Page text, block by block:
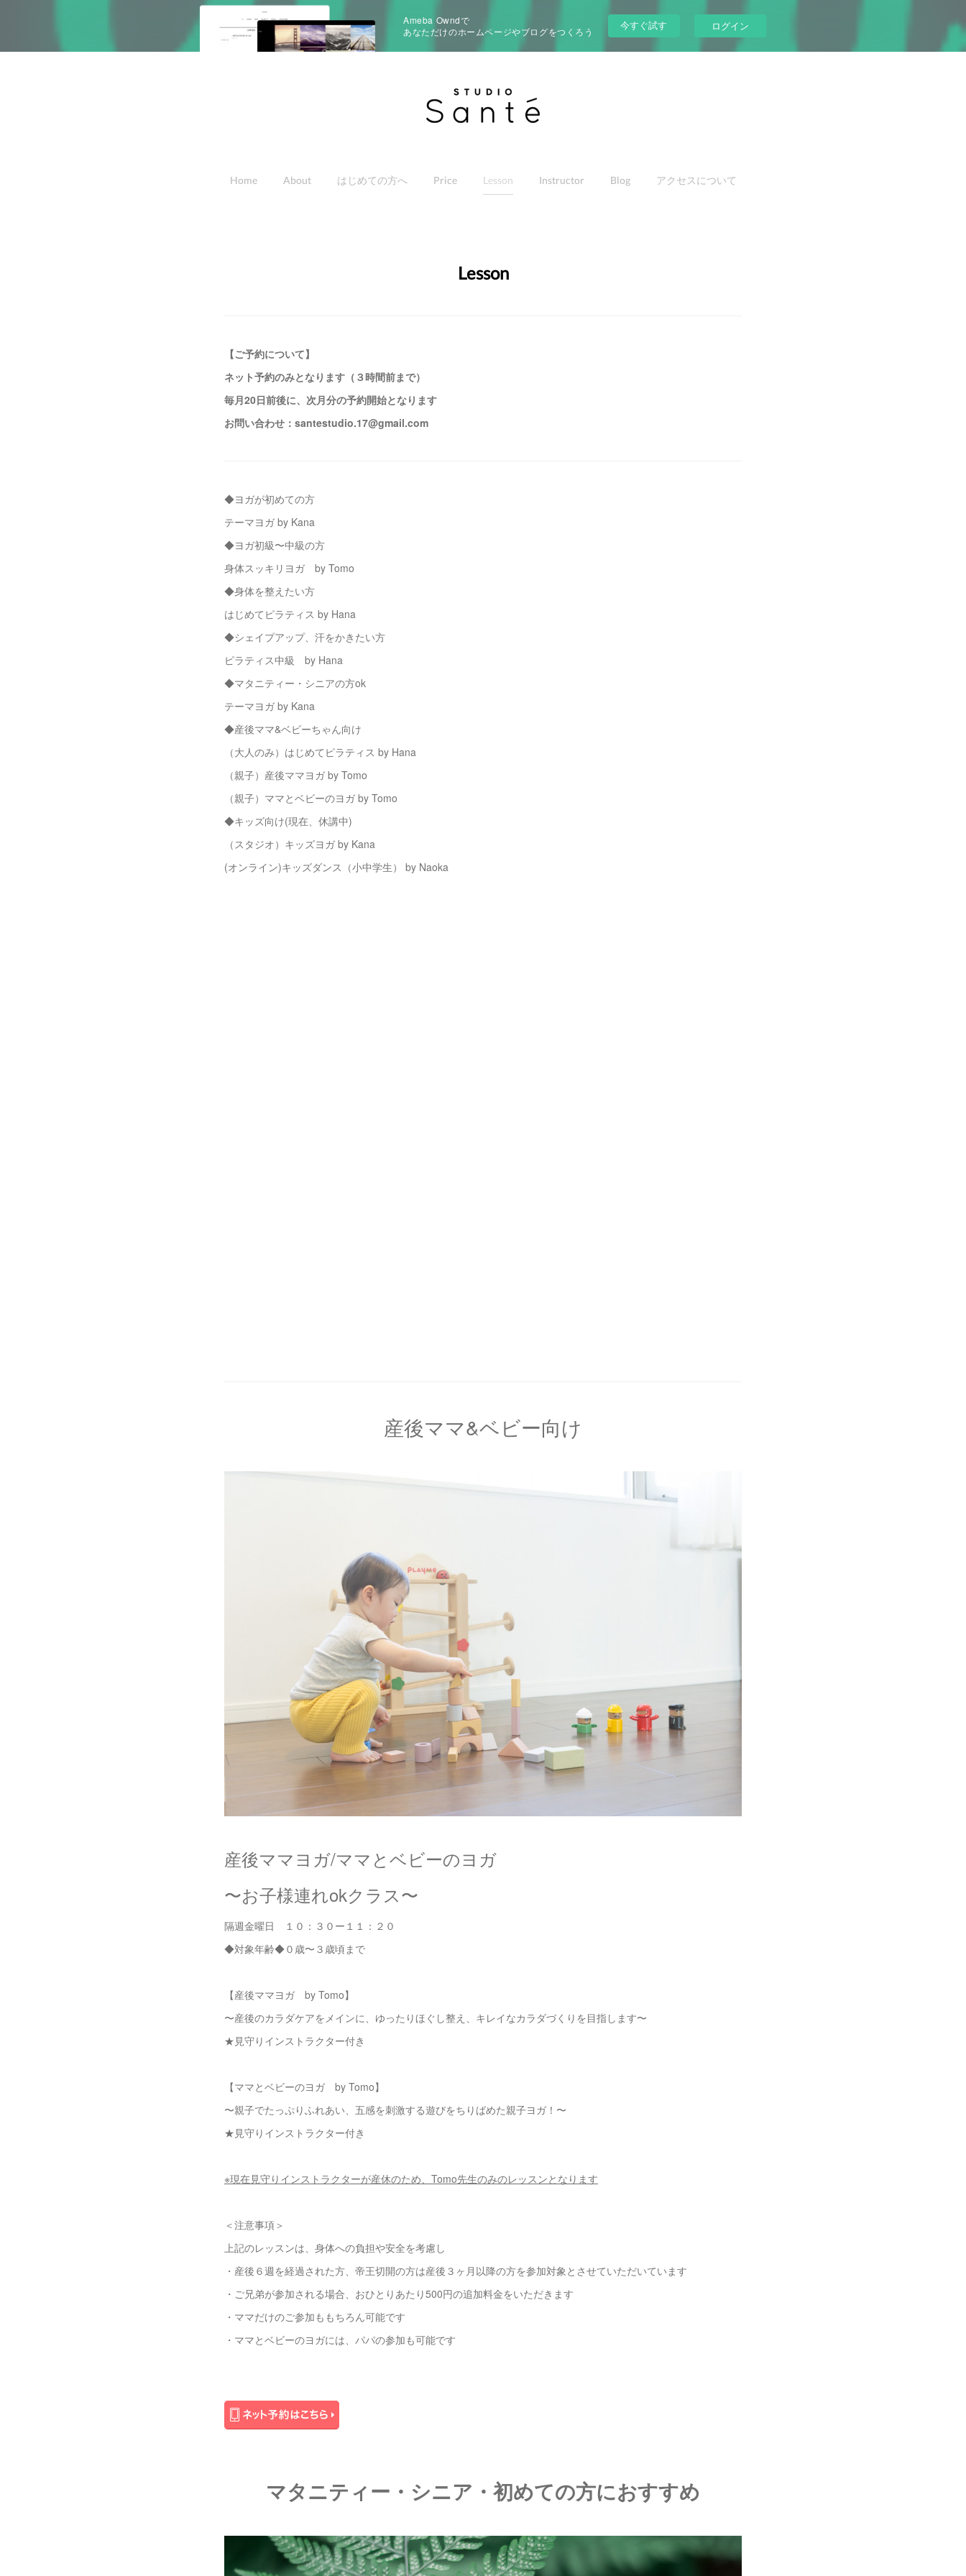
Ameba Owndで
あなただけのホームページやブログをつくろう
今すぐ試す ログイン
Home About はじめての方へ Price Lesson Instructor Blog アクセスについて
Lesson
【ご予約について】
ネット予約のみとなります（３時間前まで）
毎月20日前後に、次月分の予約開始となります
お問い合わせ：santestudio.17@gmail.com
◆ヨガが初めての方
テーマヨガ by Kana
◆ヨガ初級〜中級の方
身体スッキリヨガ by Tomo
◆身体を整えたい方
はじめてピラティス by Hana
◆シェイプアップ、汗をかきたい方
ピラティス中級 by Hana
◆マタニティー・シニアの方ok
テーマヨガ by Kana
◆産後ママ&ベビーちゃん向け
（大人のみ）はじめてピラティス by Hana
（親子）産後ママヨガ by Tomo
（親子）ママとベビーのヨガ by Tomo
◆キッズ向け(現在、休講中)
（スタジオ）キッズヨガ by Kana
(オンライン)キッズダンス（小中学生） by Naoka
産後ママ&ベビー向け
産後ママヨガ/ママとベビーのヨガ
〜お子様連れokクラス〜
隔週金曜日 １０：３０ー１１：２０
◆対象年齢◆０歳〜３歳頃まで
【産後ママヨガ by Tomo】
〜産後のカラダケアをメインに、ゆったりほぐし整え、キレイなカラダづくりを目指します〜
★見守りインストラクター付き
【ママとベビーのヨガ by Tomo】
〜親子でたっぷりふれあい、五感を刺激する遊びをちりばめた親子ヨガ！〜
★見守りインストラクター付き
※現在 見守りインストラクターが産休のため、Tomo先生のみのレッスンとなります
＜注意事項＞
上記のレッスンは、身体への負担や安全を考慮し
・産後６週を経過された方、帝王切開の方は産後３ヶ月以降の方を参加対象とさせていただいています
・ご兄弟が参加される場合、おひとりあたり500円の追加料金をいただきます
・ママだけのご参加ももちろん可能です
・ママとベビーのヨガには、パパの参加も可能です
マタニティー・シニア・初めての方におすすめ